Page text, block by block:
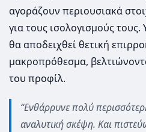
αγοράζουν περιουσιακά
για τους ισολογισμούς
θα αποδειχθεί θετική
μακροπρόθεσμα,
του προφίλ.
“Ενθάρρυνε πολύ
αναλυτική σκέψη. Και